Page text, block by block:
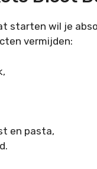
starten wil je
vermijden:
en pasta,